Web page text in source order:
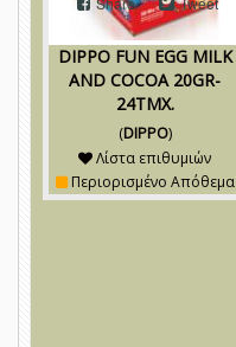
DIPPO FUN EGG MILK
AND COCOA 20GR-
24TMX.
(DIPPO)
Λίστα επιθυμιών
Περιορισμένο Απόθεμα